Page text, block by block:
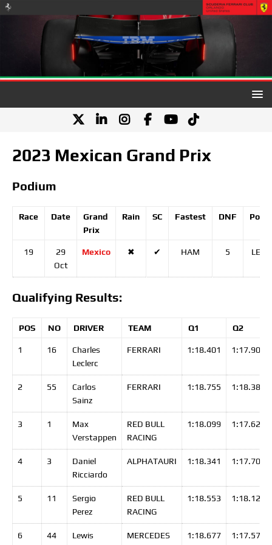
2023 Mexican Grand Prix
Podium
Race Date
Grand
Prix
Rain SC Fastest DNF Pole
19
29
Oct
Mexico ✖ ✔ HAM 5 LEC
Qualifying Results:
POS NO DRIVER TEAM Q1 Q2
1 16
Charles
Leclerc
FERRARI 1:18.401 1:17.901
2 55
Carlos
Sainz
FERRARI 1:18.755 1:18.382
3 1
Max
Verstappen
RED BULL
RACING
1:18.099 1:17.625
4 3
Daniel
Ricciardo
ALPHATAURI 1:18.341 1:17.706
5 11
Sergio
Perez
RED BULL
RACING
1:18.553 1:18.124
6 44
Lewis
MERCEDES 1:18.677 1:17.571